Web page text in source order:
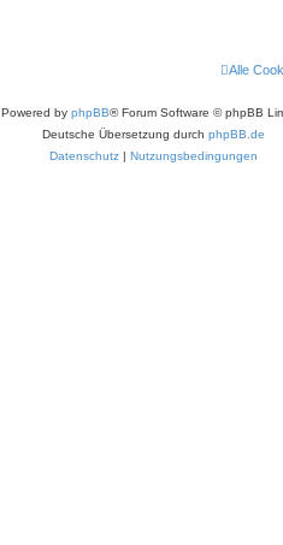
Alle
Powered by phpBB® Forum Software © phpBB
Deutsche Übersetzung durch phpBB.de
Datenschutz | Nutzungsbedingungen